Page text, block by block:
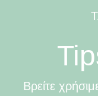
Βρείτε